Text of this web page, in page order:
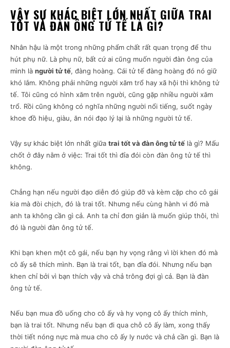
VẬY SỰ KHÁC BIỆT LỚN NHẤT GIỮA TRAI
TỐT VÀ ĐÀN ÔNG TỬ TẾ LÀ GÌ?
Nhân hậu là một trong những phẩm chất rất quan trọng để thu
hút phụ nữ. Là phụ nữ, bất cứ ai cũng muốn người đàn ông của
mình là người tử tế, đàng hoàng. Cái tử tế đàng hoàng đó nó giữ
khó lắm. Không phải những người xăm trổ hay xã hội thì không tử
tế. Tôi cũng có hình xăm trên người, cũng gặp nhiều người xăm
trổ. Rồi cũng không có nghĩa những người nổi tiếng, suốt ngày
khoe đồ hiệu, giàu, ăn nói đạo lý lại là những người tử tế.
Vậy sự khác biệt lớn nhất giữa trai tốt và đàn ông tử tế là gì? Mấu
chốt ở đây nằm ở việc: Trai tốt thì đỉa đói còn đàn ông tử tế thì
không.
Chẳng hạn nếu người đạo diễn đó giúp đỡ và kèm cặp cho cô gái
kia mà đòi chịch, đó là trai tốt. Nhưng nếu cùng hành vi đó mà
anh ta không cần gì cả. Anh ta chỉ đơn giản là muốn giúp thôi, thì
đó là người đàn ông tử tế.
Khi bạn khen một cô gái, nếu bạn hy vọng rằng vì lời khen đó mà
cô ấy sẽ thích mình. Bạn là trai tốt, bạn đỉa đói. Nhưng nếu bạn
khen chỉ bởi vì bạn thích vậy và chả trông đợi gì cả. Bạn là đàn
ông tử tế.
Nếu bạn mua đồ uống cho cô ấy và hy vọng cô ấy thích mình,
bạn là trai tốt. Nhưng nếu bạn đi qua chỗ cô ấy làm, xong thấy
thời tiết nóng nực mà mua cho cô ấy ly nước và chả cần gì. Bạn là